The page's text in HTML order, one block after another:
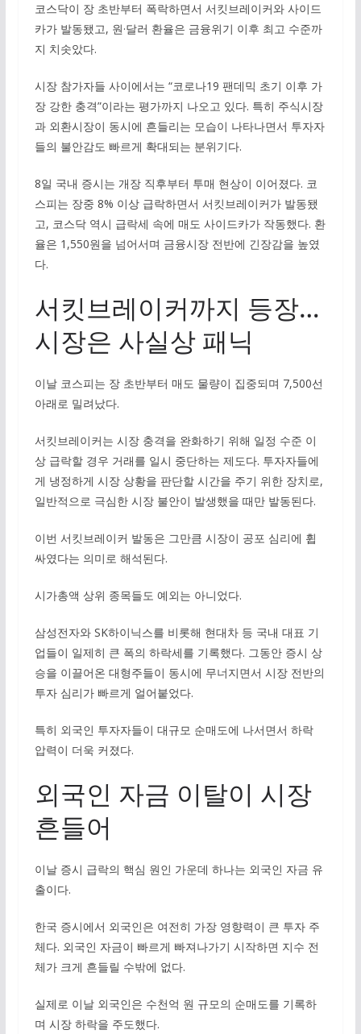
코스닥이 장 초반부터 폭락하면서 서킷브레이커와 사이드
카가 발동됐고, 원·달러 환율은 금융위기 이후 최고 수준까
지 치솟았다.
시장 참가자들 사이에서는 “코로나19 팬데믹 초기 이후 가
장 강한 충격”이라는 평가까지 나오고 있다. 특히 주식시장
과 외환시장이 동시에 흔들리는 모습이 나타나면서 투자자
들의 불안감도 빠르게 확대되는 분위기다.
8일 국내 증시는 개장 직후부터 투매 현상이 이어졌다. 코
스피는 장중 8% 이상 급락하면서 서킷브레이커가 발동됐
고, 코스닥 역시 급락세 속에 매도 사이드카가 작동했다. 환
율은 1,550원을 넘어서며 금융시장 전반에 긴장감을 높였
다.
서킷브레이커까지 등장…
시장은 사실상 패닉
이날 코스피는 장 초반부터 매도 물량이 집중되며 7,500선
아래로 밀려났다.
서킷브레이커는 시장 충격을 완화하기 위해 일정 수준 이
상 급락할 경우 거래를 일시 중단하는 제도다. 투자자들에
게 냉정하게 시장 상황을 판단할 시간을 주기 위한 장치로,
일반적으로 극심한 시장 불안이 발생했을 때만 발동된다.
이번 서킷브레이커 발동은 그만큼 시장이 공포 심리에 휩
싸였다는 의미로 해석된다.
시가총액 상위 종목들도 예외는 아니었다.
삼성전자와 SK하이닉스를 비롯해 현대차 등 국내 대표 기
업들이 일제히 큰 폭의 하락세를 기록했다. 그동안 증시 상
승을 이끌어온 대형주들이 동시에 무너지면서 시장 전반의
투자 심리가 빠르게 얼어붙었다.
특히 외국인 투자자들이 대규모 순매도에 나서면서 하락
압력이 더욱 커졌다.
외국인 자금 이탈이 시장
흔들어
이날 증시 급락의 핵심 원인 가운데 하나는 외국인 자금 유
출이다.
한국 증시에서 외국인은 여전히 가장 영향력이 큰 투자 주
체다. 외국인 자금이 빠르게 빠져나가기 시작하면 지수 전
체가 크게 흔들릴 수밖에 없다.
실제로 이날 외국인은 수천억 원 규모의 순매도를 기록하
며 시장 하락을 주도했다.